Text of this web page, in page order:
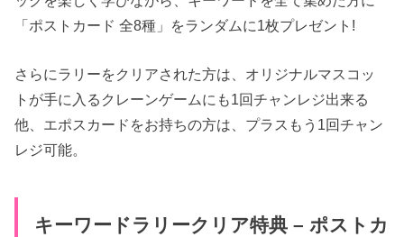
「ポストカード 全8種」をランダムに1枚プレゼント!
さらにラリーをクリアされた方は、オリジナルマスコッ
トが手に入るクレーンゲームにも1回チャンレジ出来る
他、エポスカードをお持ちの方は、プラスもう1回チャン
レジ可能。
キーワードラリークリア特典 – ポストカ